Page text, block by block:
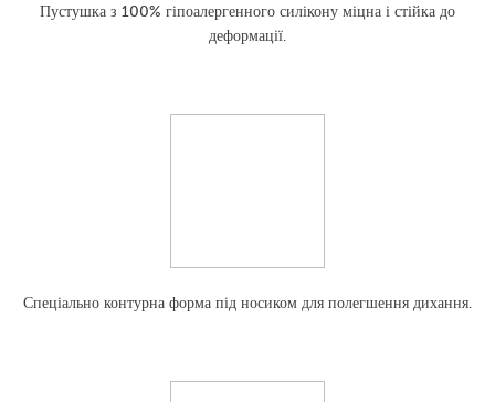
Пустушка з 100% гіпоалергенного силікону міцна і стійка до
деформації.
Спеціально контурна форма під носиком для полегшення дихання.